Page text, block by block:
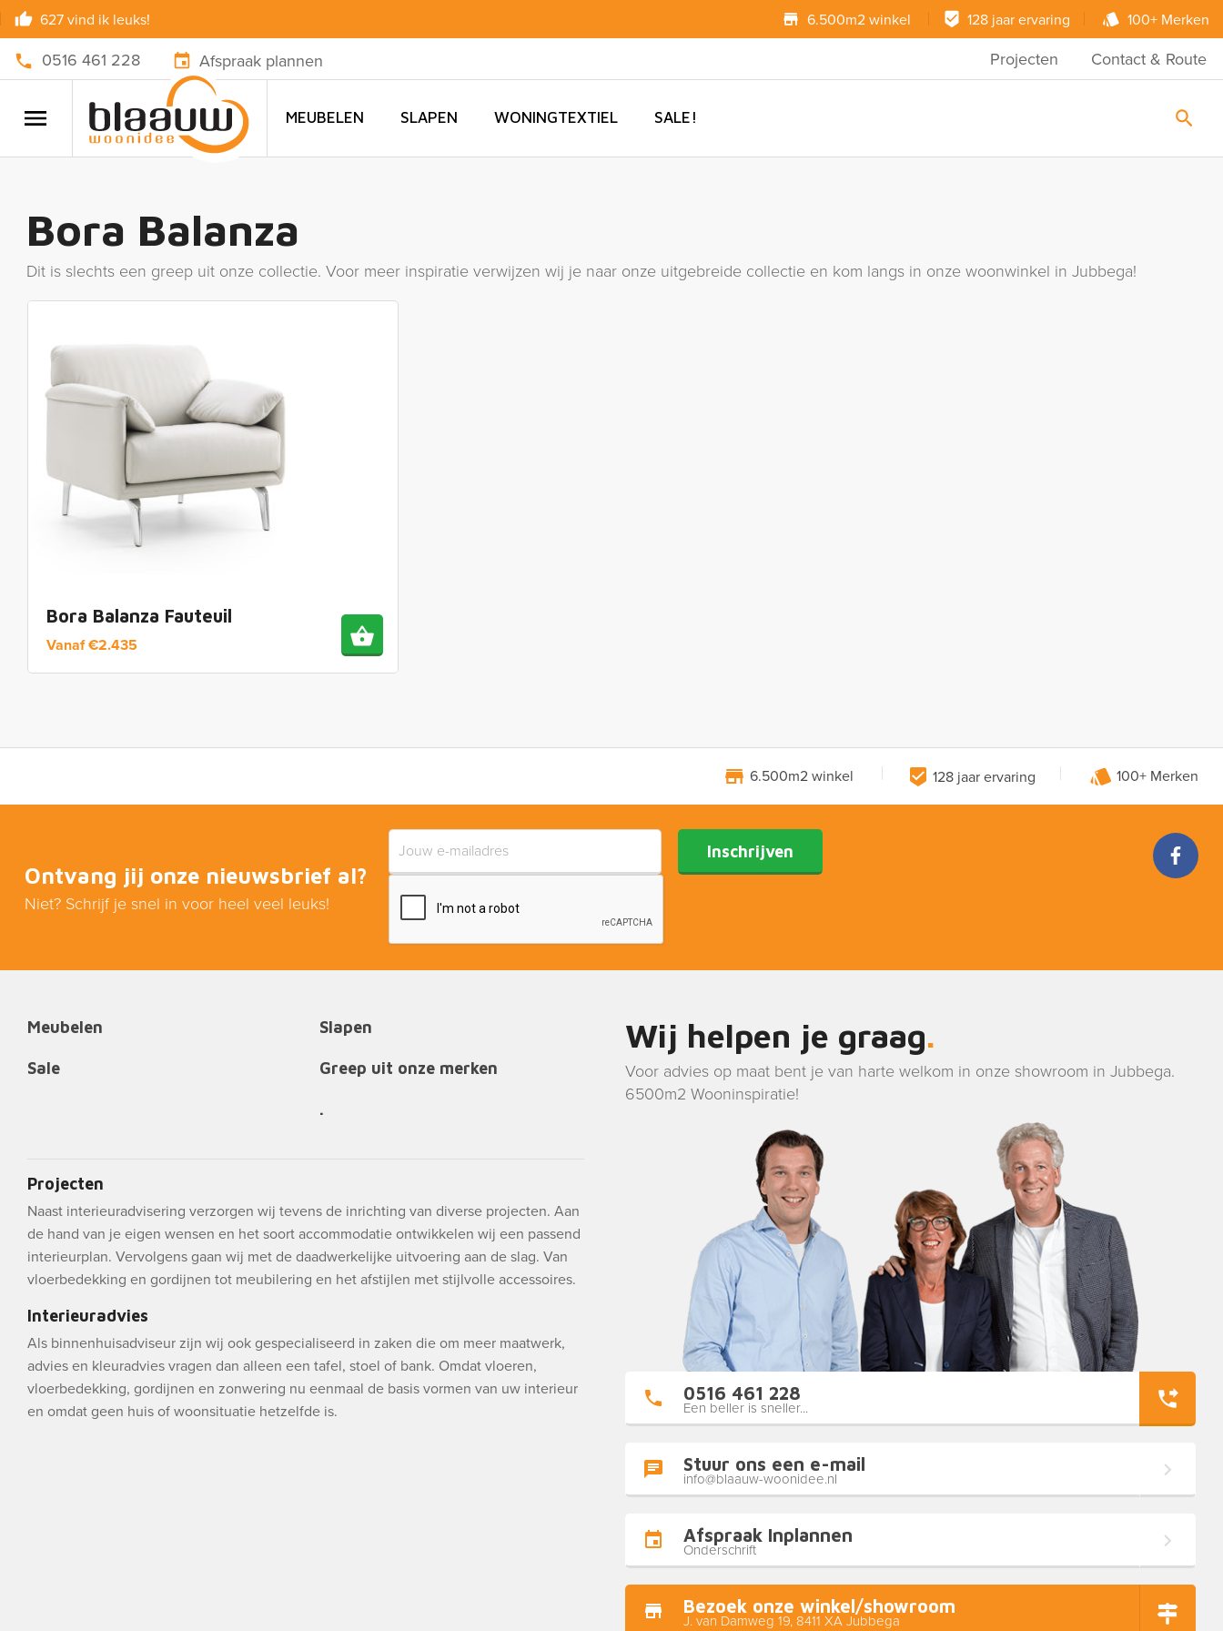
627 vind ik leuks! 6.500m2 winkel 128 jaar ervaring 100+ Merken
0516 461 228 Afspraak plannen Projecten Contact & Route
MEUBELEN SLAPEN WONINGTEXTIEL SALE!
Bora Balanza
Dit is slechts een greep uit onze collectie. Voor meer inspiratie verwijzen wij je naar onze uitgebreide collectie en kom langs in onze woonwinkel in Jubbega!
Bora Balanza Fauteuil
Vanaf€2.435
6.500m2 winkel 128 jaar ervaring 100+ Merken
Ontvang jij onze nieuwsbrief al?
Niet? Schrijf je snel in voor heel veel leuks!
Inschrijven
Meubelen
Sale
Slapen
Greep uit onze merken
.
Projecten
Naast interieuradvisering verzorgen wij tevens de inrichting van diverse projecten. Aan
de hand van je eigen wensen en het soort accommodatie ontwikkelen wij een passend
interieurplan. Vervolgens gaan wij met de daadwerkelijke uitvoering aan de slag. Van
vloerbedekking en gordijnen tot meubilering en het afstijlen met stijlvolle accessoires.
Interieuradvies
Als binnenhuisadviseur zijn wij ook gespecialiseerd in zaken die om meer maatwerk,
advies en kleuradvies vragen dan alleen een tafel, stoel of bank. Omdat vloeren,
vloerbedekking, gordijnen en zonwering nu eenmaal de basis vormen van uw interieur
en omdat geen huis of woonsituatie hetzelfde is.
Wij helpen je graag
Voor advies op maat bent je van harte welkom in onze showroom in Jubbega.
6500m2 Wooninspiratie!
0516 461 228
Een beller is sneller...
Stuur ons een e-mail
info@blaauw-woonidee.nl
Afspraak Inplannen
Onderschrift
Bezoek onze winkel/showroom
J. van Damweg 19, 8411 XA Jubbega